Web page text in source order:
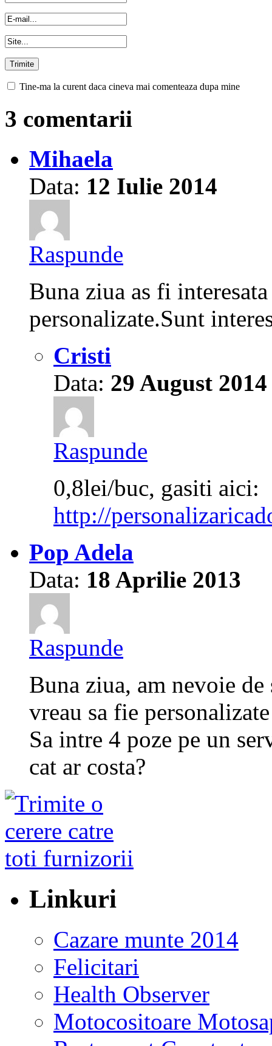
Tine-ma la curent daca cineva mai comenteaza dupa mine
3 comentarii
Mihaela
Data: 12 Iulie 2014
Raspunde
Buna ziua as fi
personalizate.Sunt
Cristi
Data: 29 August 2014
Raspunde
0,8lei/buc, gasiti aici:
http://
Pop Adela
Data: 18 Aprilie 2013
Raspunde
Buna ziua, am nevoie de
vreau sa fie
Sa intre 4 poze pe un
cat ar costa?
Linkuri
Cazare munte 2014
Felicitari
Health Observer
Motocositoare